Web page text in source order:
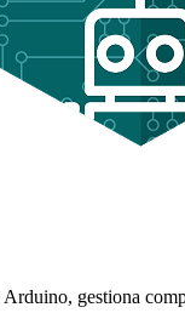
gestiona